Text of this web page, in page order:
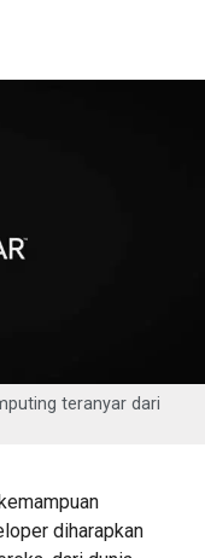
teranyar dari
diharapkan